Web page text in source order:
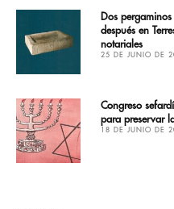
Dos
después en
notariales
25 DE JUNIO DE
Congreso
para preservar
18 DE JUNIO DE